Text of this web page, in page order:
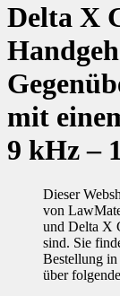
Delta X
mit
9 kHz –
Dieser
von
und Delta X
sind. Sie
Bestellung in
über